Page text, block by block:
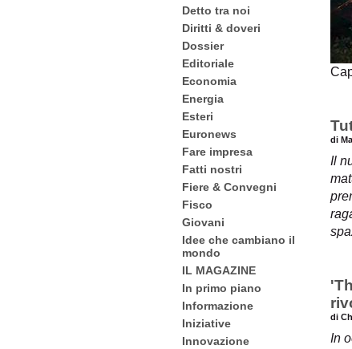
Detto tra noi
Diritti & doveri
Dossier
Editoriale
Economia
Energia
Esteri
Euronews
Fare impresa
Fatti nostri
Fiere & Convegni
Fisco
Giovani
Idee che cambiano il
mondo
IL MAGAZINE
In primo piano
Informazione
Iniziative
Innovazione
di
Il
di
In